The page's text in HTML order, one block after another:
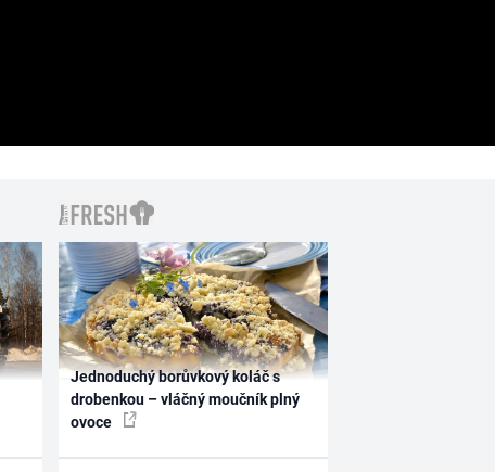
Jednoduchý borůvkový koláč s
drobenkou – vláčný moučník plný
ovoce